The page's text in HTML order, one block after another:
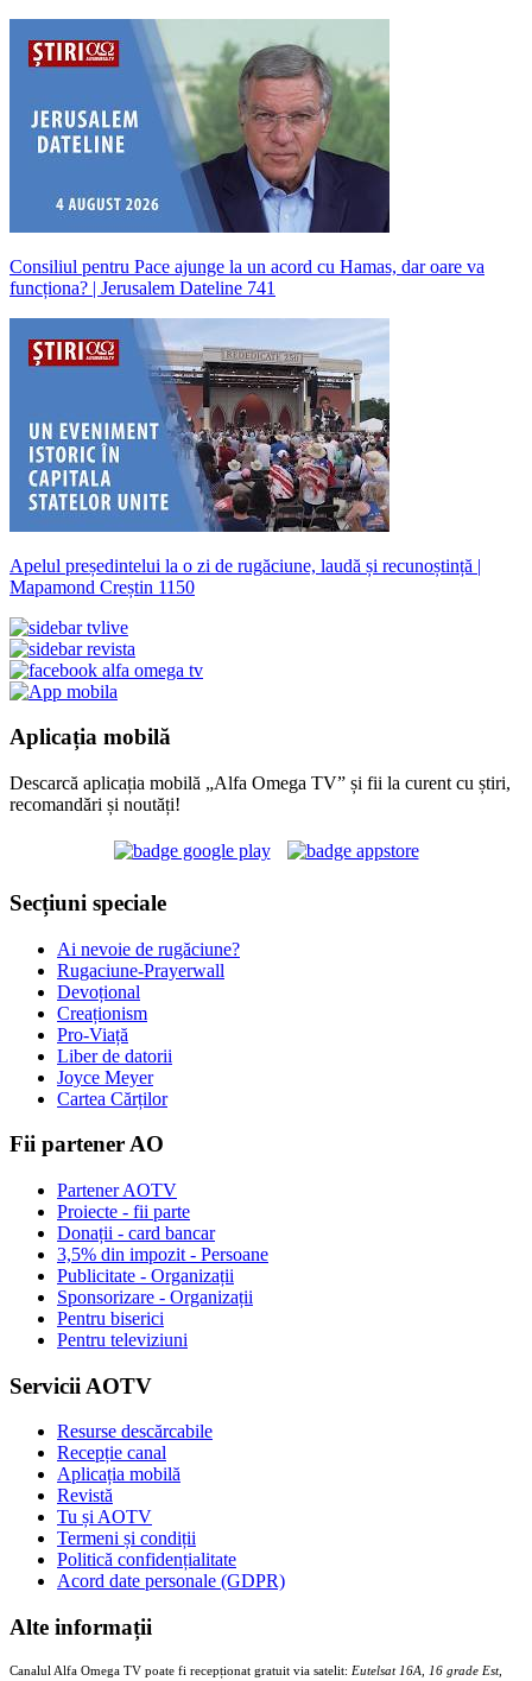
Consiliul pentru Pace ajunge la un acord cu Hamas, dar oare va
funcționa? | Jerusalem Dateline 741
Apelul președintelui la o zi de rugăciune, laudă și recunoștință |
Mapamond Creștin 1150
Aplicația mobilă
Descarcă aplicația mobilă „Alfa Omega TV” și fii la curent cu știri,
recomandări și noutăți!
Secțiuni speciale
Ai nevoie de rugăciune?
Rugaciune-Prayerwall
Devoțional
Creaționism
Pro-Viață
Liber de datorii
Joyce Meyer
Cartea Cărților
Fii partener AO
Partener AOTV
Proiecte - fii parte
Donații - card bancar
3,5% din impozit - Persoane
Publicitate - Organizații
Sponsorizare - Organizații
Pentru biserici
Pentru televiziuni
Servicii AOTV
Resurse descărcabile
Recepție canal
Aplicația mobilă
Revistă
Tu și AOTV
Termeni și condiții
Politică confidențialitate
Acord date personale (GDPR)
Alte informații
Canalul Alfa Omega TV poate fi recepționat gratuit via satelit: Eutelsat 16A, 16 grade Est,